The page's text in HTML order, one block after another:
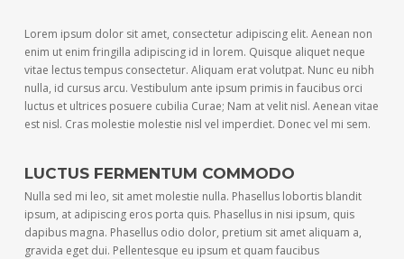
Lorem ipsum dolor sit amet, consectetur adipiscing elit. Aenean non
enim ut enim fringilla adipiscing id in lorem. Quisque aliquet neque
vitae lectus tempus consectetur. Aliquam erat volutpat. Nunc eu nibh
nulla, id cursus arcu. Vestibulum ante ipsum primis in faucibus orci
luctus et ultrices posuere cubilia Curae; Nam at velit nisl. Aenean vitae
est nisl. Cras molestie molestie nisl vel imperdiet. Donec vel mi sem.
LUCTUS FERMENTUM COMMODO
Nulla sed mi leo, sit amet molestie nulla. Phasellus lobortis blandit
ipsum, at adipiscing eros porta quis. Phasellus in nisi ipsum, quis
dapibus magna. Phasellus odio dolor, pretium sit amet aliquam a,
gravida eget dui. Pellentesque eu ipsum et quam faucibus